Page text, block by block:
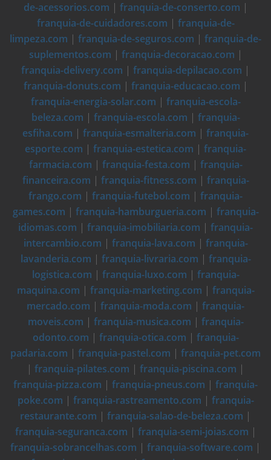
de-acessorios.com | franquia-de-conserto.com |
franquia-de-cuidadores.com | franquia-de-
limpeza.com | franquia-de-seguros.com | franquia-de-
suplementos.com | franquia-decoracao.com |
franquia-delivery.com | franquia-depilacao.com |
franquia-donuts.com | franquia-educacao.com |
franquia-energia-solar.com | franquia-escola-
beleza.com | franquia-escola.com | franquia-
esfiha.com | franquia-esmalteria.com | franquia-
esporte.com | franquia-estetica.com | franquia-
farmacia.com | franquia-festa.com | franquia-
financeira.com | franquia-fitness.com | franquia-
frango.com | franquia-futebol.com | franquia-
games.com | franquia-hamburgueria.com | franquia-
idiomas.com | franquia-imobiliaria.com | franquia-
intercambio.com | franquia-lava.com | franquia-
lavanderia.com | franquia-livraria.com | franquia-
logistica.com | franquia-luxo.com | franquia-
maquina.com | franquia-marketing.com | franquia-
mercado.com | franquia-moda.com | franquia-
moveis.com | franquia-musica.com | franquia-
odonto.com | franquia-otica.com | franquia-
padaria.com | franquia-pastel.com | franquia-pet.com
| franquia-pilates.com | franquia-piscina.com |
franquia-pizza.com | franquia-pneus.com | franquia-
poke.com | franquia-rastreamento.com | franquia-
restaurante.com | franquia-salao-de-beleza.com |
franquia-seguranca.com | franquia-semi-joias.com |
franquia-sobrancelhas.com | franquia-software.com |